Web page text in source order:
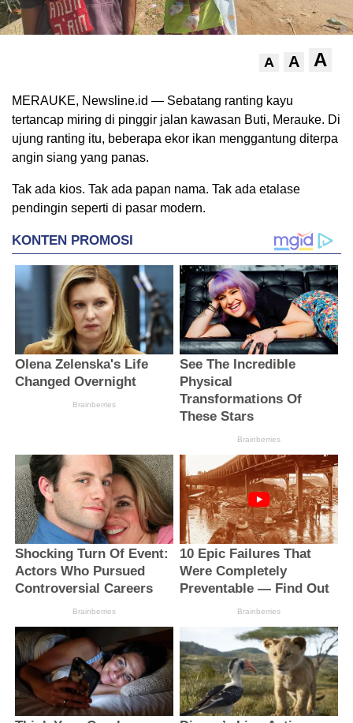
A A A
MERAUKE, Newsline.id — Sebatang ranting kayu
tertancap miring di pinggir jalan kawasan Buti, Merauke. Di
ujung ranting itu, beberapa ekor ikan menggantung diterpa
angin siang yang panas.
Tak ada kios. Tak ada papan nama. Tak ada etalase
pendingin seperti di pasar modern.